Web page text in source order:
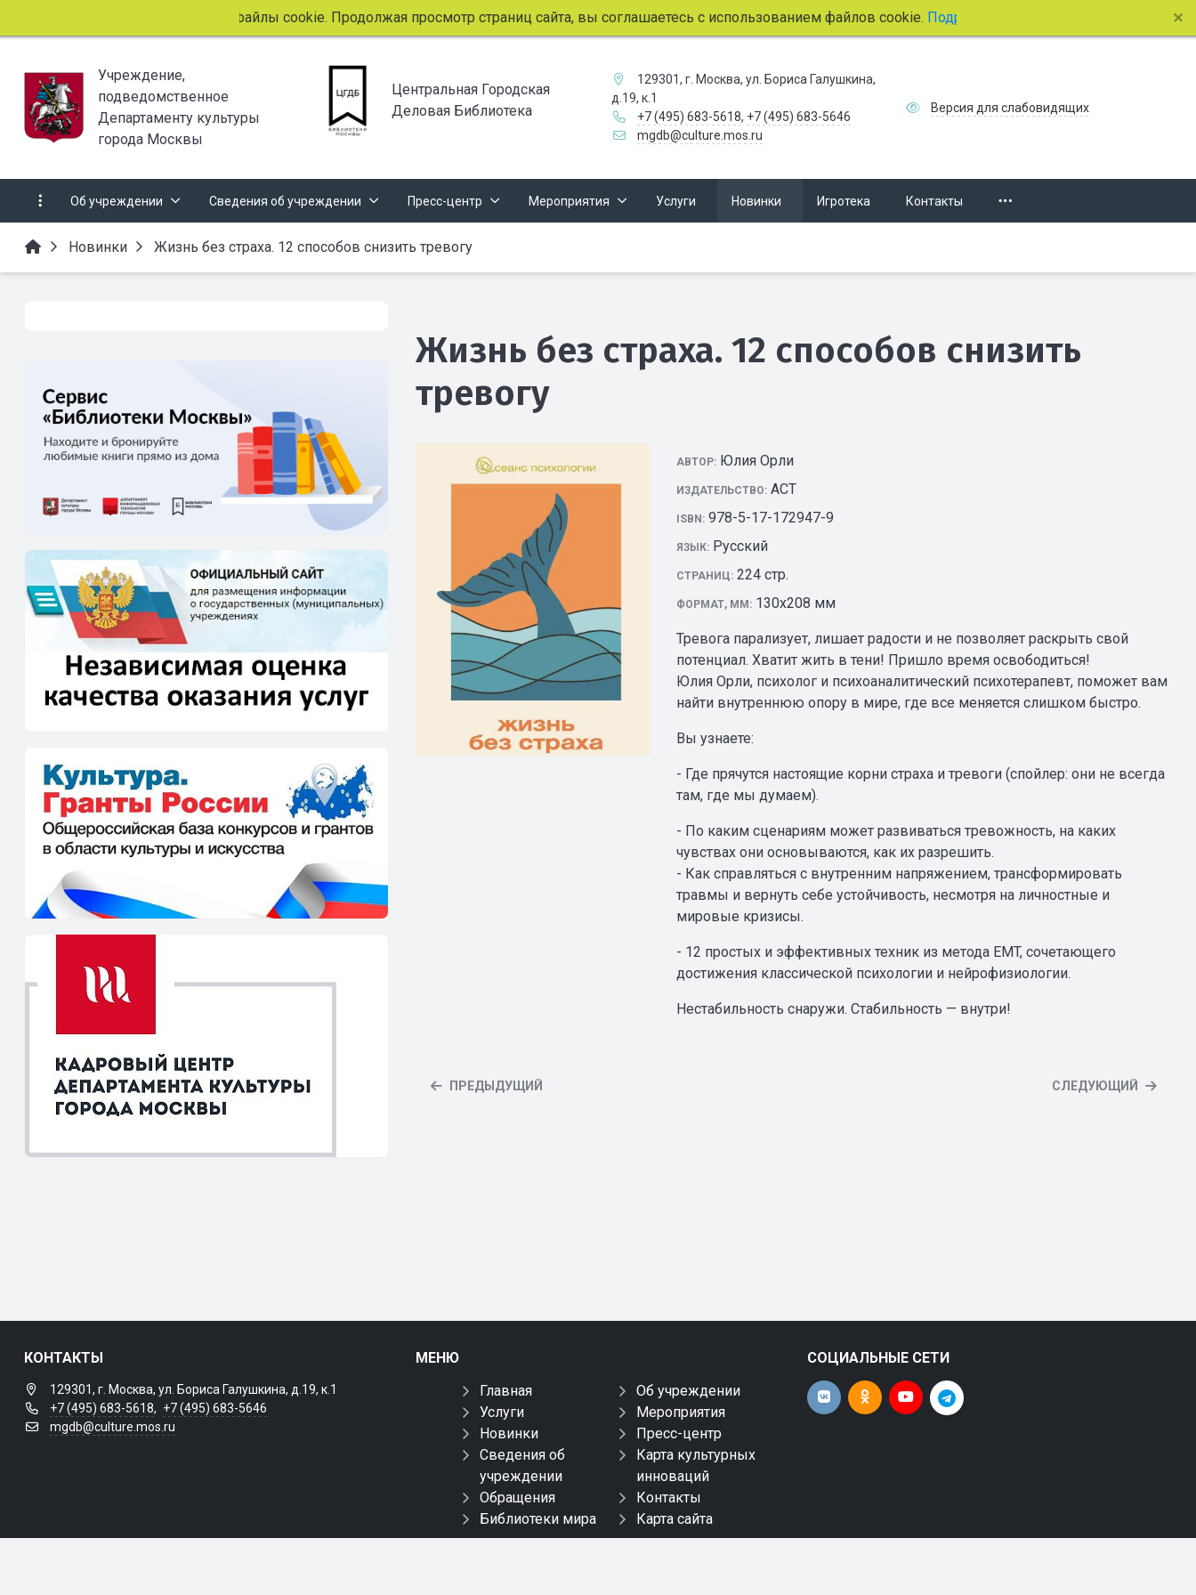
Этот сайт использует файлы cookie. Продолжая просмотр страниц сайта, вы соглашаетесь с использованием файлов cookie.Подробнее.
Учреждение,
подведомственное
Департаменту культуры
города Москвы
Центральная Городская
Деловая Библиотека
129301, г. Москва, ул. Бориса Галушкина,
д.19, к.1
+7 (495) 683-5618, +7 (495) 683-5646
mgdb@culture.mos.ru
Версия для слабовидящих
Об учреждении Сведения об учреждении Пресс-центр Мероприятия Услуги Новинки Игротека Контакты
Новинки Жизнь без страха. 12 способов снизить тревогу
Жизнь без страха. 12 способов снизить
тревогу
АВТОР: Юлия Орли
ИЗДАТЕЛЬСТВО: АСТ
ISBN: 978-5-17-172947-9
ЯЗЫК: Русский
СТРАНИЦ: 224 стр.
ФОРМАТ, ММ: 130х208 мм
Тревога парализует, лишает радости и не позволяет раскрыть свой
потенциал. Хватит жить в тени! Пришло время освободиться!
Юлия Орли, психолог и психоаналитический психотерапевт, поможет вам
найти внутреннюю опору в мире, где все меняется слишком быстро.
Вы узнаете:
- Где прячутся настоящие корни страха и тревоги (спойлер: они не всегда
там, где мы думаем).
- По каким сценариям может развиваться тревожность, на каких
чувствах они основываются, как их разрешить.
- Как справляться с внутренним напряжением, трансформировать
травмы и вернуть себе устойчивость, несмотря на личностные и
мировые кризисы.
- 12 простых и эффективных техник из метода EMT, сочетающего
достижения классической психологии и нейрофизиологии.
Нестабильность снаружи. Стабильность — внутри!
ПРЕДЫДУЩИЙ СЛЕДУЮЩИЙ
КОНТАКТЫ
129301, г. Москва, ул. Бориса Галушкина, д.19, к.1
+7 (495) 683-5618, +7 (495) 683-5646
mgdb@culture.mos.ru
МЕНЮ
Главная
Об учреждении
Услуги
Мероприятия
Новинки
Пресс-центр
Сведения об
учреждении
Карта культурных
инноваций
Обращения
Контакты
Библиотеки мира
Карта сайта
СОЦИАЛЬНЫЕ СЕТИ